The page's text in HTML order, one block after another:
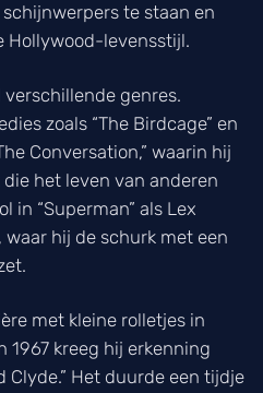
te staan en
Hollywood-levensstijl.
genres.
zoals “The Birdcage” en
Conversation,” waarin hij
het leven van anderen
in “Superman” als Lex
hij de schurk met een
met kleine rolletjes in
1967 kreeg hij erkenning
Clyde.” Het duurde een tijdje